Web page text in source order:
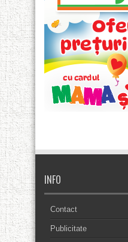
INFO
Contact
Publicitate